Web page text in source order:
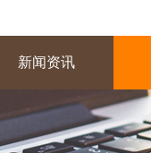
新闻资讯